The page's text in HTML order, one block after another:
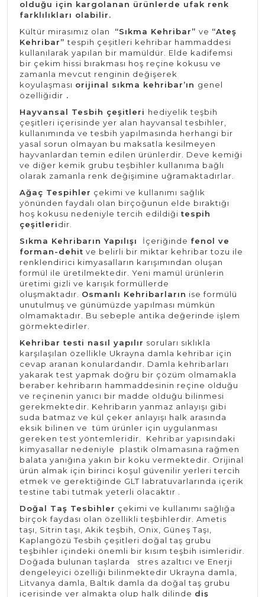
olduğu için kargolanan ürünlerde ufak renk
farklılıkları olabilir.
Kültür mirasımız olan “Sıkma Kehribar” ve “Ateş
Kehribar”tespih çeşitleri kehribar hammaddesi
kullanılarak yapılan bir mamüldür. Elde kadifemsi
bir çekim hissi bırakması hoş reçine kokusu ve
zamanla mevcut renginin değişerek
koyulaşması orijinal sıkma kehribar’ın genel
özelliğidir .
Hayvansal Tesbih çeşitleri hediyelik teşbih
çeşitleri içerisinde yer alan hayvansal tesbihler,
kullanımında ve tesbih yapılmasında herhangi bir
yasal sorun olmayan bu maksatla kesilmeyen
hayvanlardan temin edilen ürünlerdir. Deve kemiği
ve diğer kemik grubu teşbihler kullanıma bağlı
olarak zamanla renk değişimine uğramaktadırlar.
Ağaç Tespihler çekimi ve kullanımı sağlık
yönünden faydalı olan birçoğunun elde bıraktığı
hoş kokusu nedeniyle tercih edildiğitespih
çeşitleridir.
Sıkma Kehribarın Yapılışı
İçeriğinde fenol ve
forman-dehit ve belirli bir miktar kehribar tozu ile
renklendirici kimyasalların karışımından oluşan
formül ile üretilmektedir. Yeni mamül ürünlerin
üretimi gizli ve karışık formüllerde
oluşmaktadır. Osmanlı Kehribarların ise formülü
unutulmuş ve günümüzde yapılması mümkün
olmamaktadır. Bu sebeple antika değerinde işlem
görmektedirler.
Kehribar testi nasıl yapılır soruları sıklıkla
karşılaşılan özellikle Ukrayna damla kehribar için
cevap aranan konulardandır. Damla kehribarları
yakarak test yapmak doğru bir çözüm olmamakla
beraber kehribarın hammaddesinin reçine olduğu
ve reçinenin yanıcı bir madde olduğu bilinmesi
gerekmektedir. Kehribarın yanmaz anlayışı gibi
suda batmaz ve kül çeker anlayışı halk arasında
eksik bilinen ve tüm ürünler için uygulanması
gereken test yöntemleridir. Kehribar yapısındaki
kimyasallar nedeniyle plastik olmamasına rağmen
balata yanığına yakın bir koku vermektedir. Orijinal
ürün almak için birinci koşul güvenilir yerleri tercih
etmek ve gerektiğinde GLT labratuvarlarında içerik
testine tabi tutmak yeterli olacaktır .
Doğal Taş Tesbihler çekimi ve kullanımı sağlığa
birçok faydası olan özellikli teşbihlerdir. Ametis
taşı, Sitrin taşı, Akik teşbih, Onix, Güneş Taşı,
Kaplangözü Tesbih çeşitleri doğal taş grubu
teşbihler içindeki önemli bir kısım teşbih isimleridir.
Doğada bulunan taşlarda stres azaltıcı ve Enerji
dengeleyici özelliği bilinmektedir Ukrayna damla,
Litvanya damla, Baltık damla da doğal taş grubu
içerisinde yer almakta olup halk dilinde diş